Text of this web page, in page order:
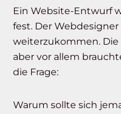
Ein Website-Entwurf
fest. Der
weiterzukommen. Die
aber vor allem
die Frage:
Warum sollte sich